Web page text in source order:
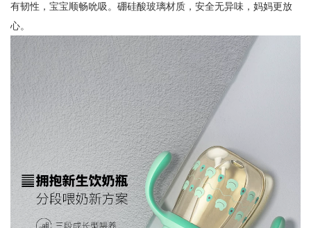
有韧性，宝宝顺畅吮吸。硼硅酸玻璃材质，安全无异味，妈妈更放
心。